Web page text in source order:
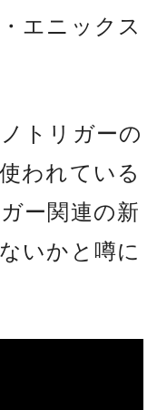
エニックス
トリガーの
われている
ー関連の新
いかと噂に